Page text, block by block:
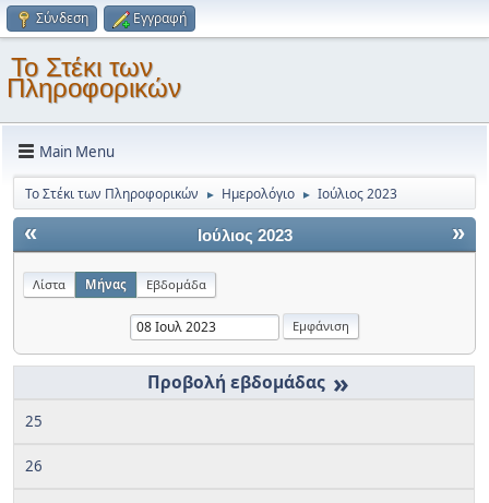
Σύνδεση Εγγραφή
Το Στέκι των
Πληροφορικών
Main Menu
Το Στέκι των Πληροφορικών ► Ημερολόγιο ► Ιούλιος 2023
« »
Ιούλιος 2023
Λίστα Μήνας Εβδομάδα
»
25
26